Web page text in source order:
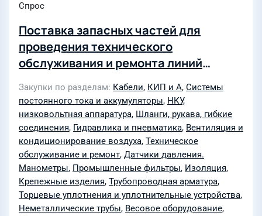
Спрос
Поставка запасных частей для
проведения технического
обслуживания и ремонта линий
налива (объект: Проведении ТО на
объекте: АО ТАНЕКО)
(согл-1340753754-1, 6643-ИсхП)
Закупки по разделам Кабели, КИП и А, Системы
постоянного тока и аккумуляторы, НКУ,
низковольтная аппаратура, Шланги, рукава, гибкие
соединения, Гидравлика и пневматика, Вентиляция и
кондиционирование воздуха, Техническое
обслуживание и ремонт, Датчики давления.
Манометры, Промышленные фильтры, Изоляция,
Крепежные изделия, Трубопроводная арматура,
Торцевые уплотнения и уплотнительные устройства,
Неметаллические трубы, Весовое оборудование,